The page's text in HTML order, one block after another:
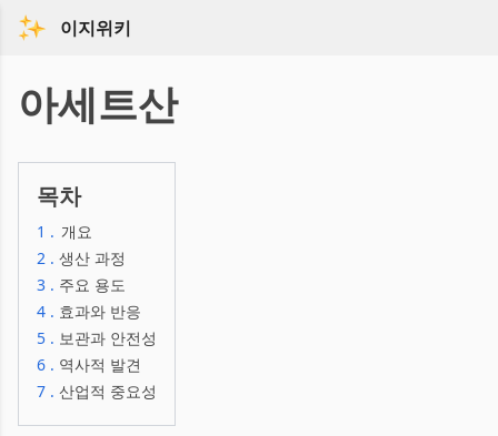
이지위키
아세트산
목차
1 . 개요
2 . 생산 과정
3 . 주요 용도
4 . 효과와 반응
5 . 보관과 안전성
6 . 역사적 발견
7 . 산업적 중요성